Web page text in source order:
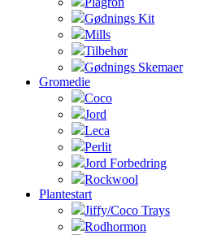
Gødnings Kit
Mills
Tilbehør
Gødnings Skemaer
Gromedie
Coco
Jord
Leca
Perlit
Jord Forbedring
Rockwool
Plantestart
Jiffy/Coco Trays
Rodhormon